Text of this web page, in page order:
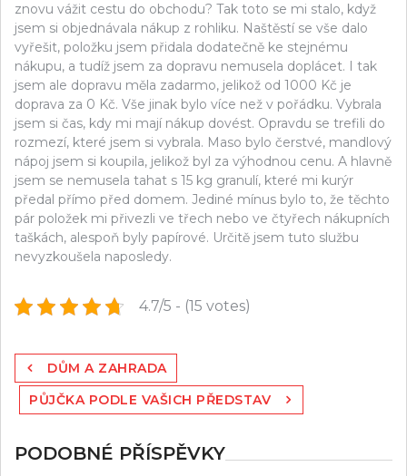
znovu vážit cestu do obchodu? Tak toto se mi stalo, když
jsem si objednávala nákup z rohliku. Naštěstí se vše dalo
vyřešit, položku jsem přidala dodatečně ke stejnému
nákupu, a tudíž jsem za dopravu nemusela doplácet. I tak
jsem ale dopravu měla zadarmo, jelikož od 1000 Kč je
doprava za 0 Kč. Vše jinak bylo více než v pořádku. Vybrala
jsem si čas, kdy mi mají nákup dovést. Opravdu se trefili do
rozmezí, které jsem si vybrala. Maso bylo čerstvé, mandlový
nápoj jsem si koupila, jelikož byl za výhodnou cenu. A hlavně
jsem se nemusela tahat s 15 kg granulí, které mi kurýr
předal přímo před domem. Jediné mínus bylo to, že těchto
pár položek mi přivezli ve třech nebo ve čtyřech nákupních
taškách, alespoň byly papírové. Určitě jsem tuto službu
nevyzkoušela naposledy.
4.7/5 - (15 votes)
Navigace
pro
příspěvek
DŮM A ZAHRADA
PŮJČKA PODLE VAŠICH PŘEDSTAV
PODOBNÉ PŘÍSPĚVKY